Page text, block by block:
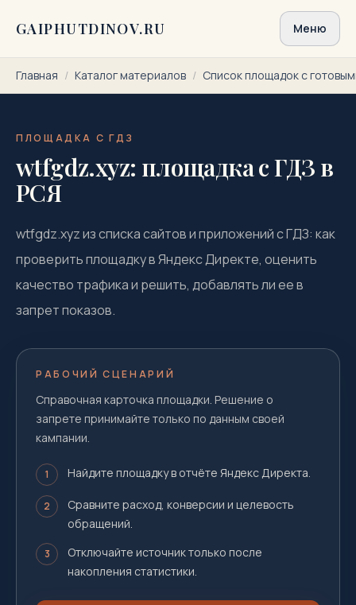
GAIPHUTDINOV.RU Меню
Главная / Каталог материалов / Список площадок с
ПЛОЩАДКА С ГДЗ
wtfgdz.xyz: площадка с ГДЗ в
РСЯ
wtfgdz.xyz из списка сайтов и приложений с ГДЗ: как
проверить площадку в Яндекс Директе, оценить
качество трафика и решить, добавлять ли ее в
запрет показов.
РАБОЧИЙ СЦЕНАРИЙ
Справочная карточка площадки. Решение о
запрете принимайте только по данным своей
кампании.
1 Найдите площадку в отчёте Яндекс Директа.
2
Сравните расход, конверсии и целевость
обращений.
3
Отключайте источник только после
накопления статистики.